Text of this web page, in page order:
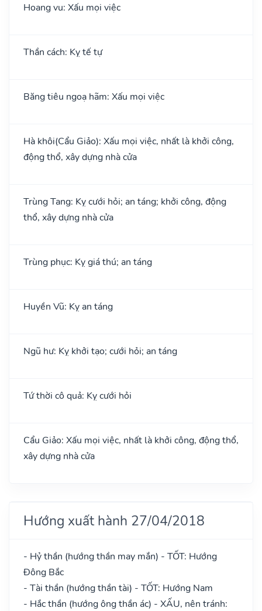
Hoang vu: Xấu mọi việc
Thần cách: Kỵ tế tự
Băng tiêu ngoạ hãm: Xấu mọi việc
Hà khôi(Cẩu Giảo): Xấu mọi việc, nhất là khởi công,
động thổ, xây dựng nhà cửa
Trùng Tang: Kỵ cưới hỏi; an táng; khởi công, động
thổ, xây dựng nhà cửa
Trùng phục: Kỵ giá thú; an táng
Huyền Vũ: Kỵ an táng
Ngũ hư: Kỵ khởi tạo; cưới hỏi; an táng
Tứ thời cô quả: Kỵ cưới hỏi
Cẩu Giảo: Xấu mọi việc, nhất là khởi công, động thổ,
xây dựng nhà cửa
Hướng xuất hành 27/04/2018
- Hỷ thần (hướng thần may mắn) - TỐT: Hướng
Đông Bắc
- Tài thần (hướng thần tài) - TỐT: Hướng Nam
- Hắc thần (hướng ông thần ác) - XẤU, nên tránh: